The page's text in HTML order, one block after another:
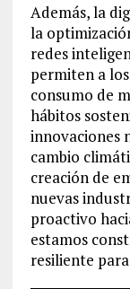
Además, la
la
redes
permiten a
consumo de
hábitos
innovaciones
cambio
creación de
nuevas
proactivo
estamos
resiliente